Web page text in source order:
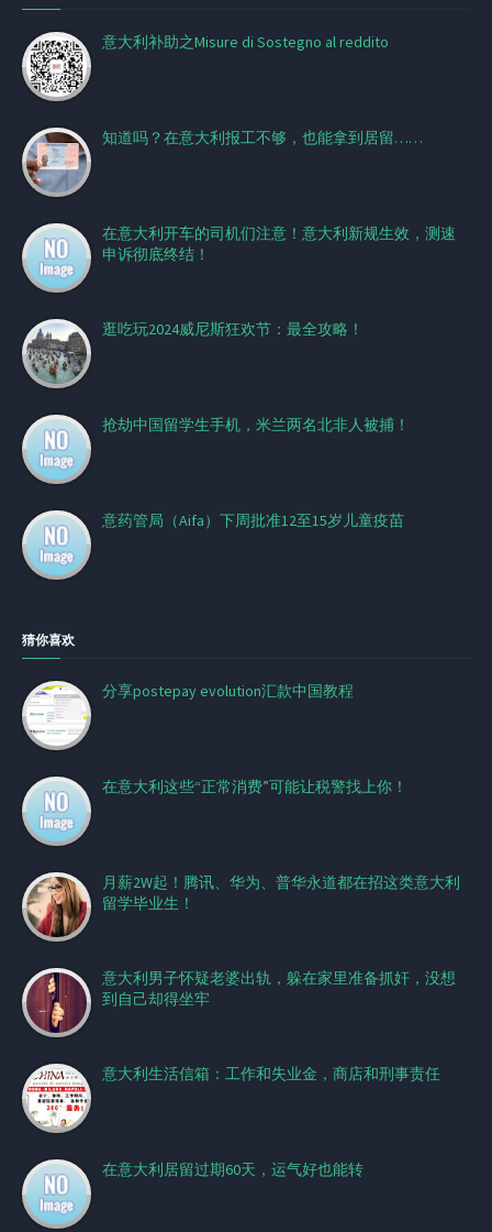
意大利补助之Misure di Sostegno al reddito
知道吗？在意大利报工不够，也能拿到居留……
在意大利开车的司机们注意！意大利新规生效，测速
申诉彻底终结！
逛吃玩2024威尼斯狂欢节：最全攻略！
抢劫中国留学生手机，米兰两名北非人被捕！
意药管局（Aifa）下周批准12至15岁儿童疫苗
猜你喜欢
分享postepay evolution汇款中国教程
在意大利这些“正常消费”可能让税警找上你！
月薪2W起！腾讯、华为、普华永道都在招这类意大利
留学毕业生！
意大利男子怀疑老婆出轨，躲在家里准备抓奸，没想
到自己却得坐牢
意大利生活信箱：工作和失业金，商店和刑事责任
在意大利居留过期60天，运气好也能转